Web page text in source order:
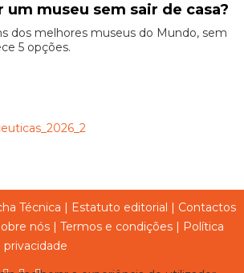
um museu sem sair de casa?
dos melhores museus do Mundo, sem
5 opções.
Técnica | Estatuto editorial | Contactos
nós | Termos e condições | Política
privacidade